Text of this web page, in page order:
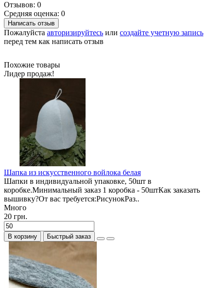
Отзывов: 0
Средняя оценка: 0
Написать отзыв
Пожалуйста авторизируйтесь или создайте учетную запись
перед тем как написать отзыв
Похожие товары
Лидер продаж!
Шапка из искусственного войлока белая
Шапки в индивидуальной упаковке, 50шт в
коробке.Минимальный заказ 1 коробка - 50штКак заказать
вышивку?От вас требуется:РисунокРаз..
Много
20 грн.
В корзину Быстрый заказ